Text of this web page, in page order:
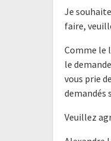
Je
faire,
Comme le
le
vous prie
demandés
Veuillez